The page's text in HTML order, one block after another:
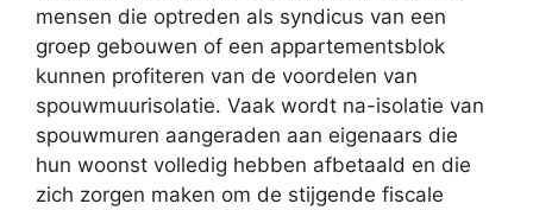
mensen die optreden als syndicus van een
groep gebouwen of een appartementsblok
kunnen profiteren van de voordelen van
spouwmuurisolatie. Vaak wordt na-isolatie van
spouwmuren aangeraden aan eigenaars die
hun woonst volledig hebben afbetaald en die
zich zorgen maken om de stijgende fiscale